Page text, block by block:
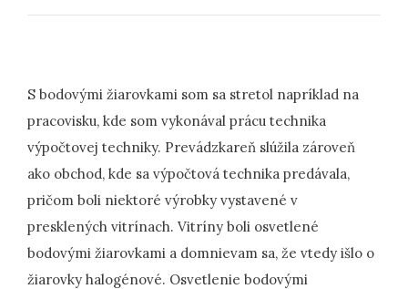
S bodovými žiarovkami som sa stretol napríklad na
pracovisku, kde som vykonával prácu technika
výpočtovej techniky. Prevádzkareň slúžila zároveň
ako obchod, kde sa výpočtová technika predávala,
pričom boli niektoré výrobky vystavené v
presklených vitrínach. Vitríny boli osvetlené
bodovými žiarovkami a domnievam sa, že vtedy išlo o
žiarovky halogénové. Osvetlenie bodovými